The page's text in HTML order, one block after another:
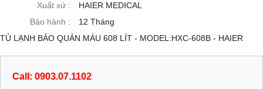
Xuất xứ :
HAIER MEDICAL
Bảo hành :
12 Tháng
TỦ LẠNH BẢO QUẢN MÁU 608 LÍT - MODEL:HXC-608B - HAIER
Call: 0903.07.1102